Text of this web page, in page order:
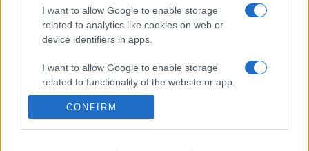
I want to allow Google to enable storage
related to analytics like cookies on web or
device identifiers in apps.
I want to allow Google to enable storage
related to functionality of the website or app.
I want to allow Google to enable storage
CONFIRM
KIEMELT
Szakirányú továbbképzésekkel segíti
idén is a társadalmi kihívások
leküzdését a Gál Ferenc Egyetem